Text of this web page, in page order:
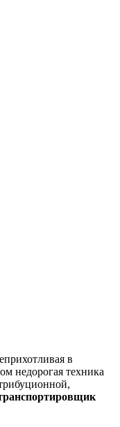
в
недорогая техника